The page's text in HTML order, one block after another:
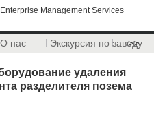
Management Services
О нас Экскурсия по заводу
>>
удаления
разделителя позема